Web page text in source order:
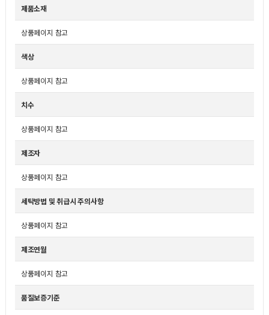
제품소재
상품페이지 참고
색상
상품페이지 참고
치수
상품페이지 참고
제조자
상품페이지 참고
세탁방법 및 취급시 주의사항
상품페이지 참고
제조연월
상품페이지 참고
품질보증기준